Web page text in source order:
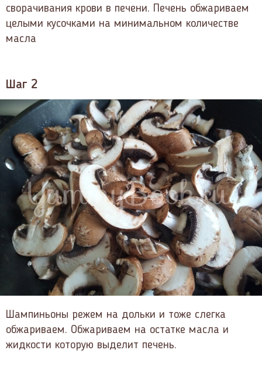
сворачивания крови в печени. Печень обжариваем
целыми кусочками на минимальном количестве
масла
Шаг 2
Шампиньоны режем на дольки и тоже слегка
обжариваем. Обжариваем на остатке масла и
жидкости которую выделит печень.